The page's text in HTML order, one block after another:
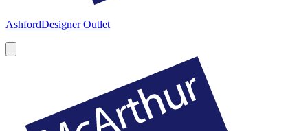
AshfordDesigner Outlet